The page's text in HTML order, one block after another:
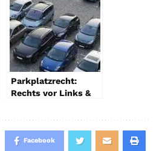
Parkplatzrecht:
Rechts vor Links &
Parken
Facebook